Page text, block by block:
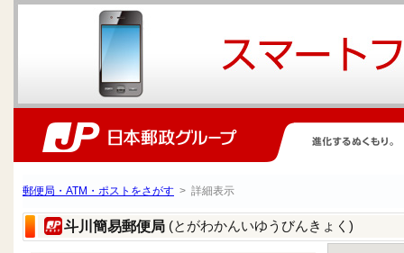
郵便局・ATM・ポストをさがす > 詳細表示
斗川簡易郵便局 (とがわかんいゆうびんきょく)